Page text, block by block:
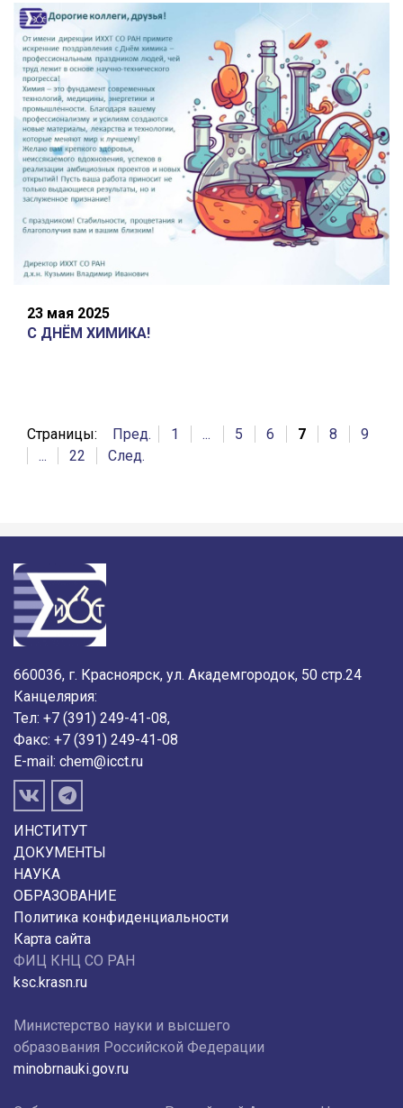
23 мая 2025
С ДНЁМ ХИМИКА!
Страницы: Пред. 1 ... 5 6 7 8
9
...
22 След.
660036, г. Красноярск, ул. Академгородок, 50 стр.24
Канцелярия:
Тел: +7 (391) 249-41-08,
Факс: +7 (391) 249-41-08
E-mail: chem@icct.ru
ИНСТИТУТ
ДОКУМЕНТЫ
НАУКА
ОБРАЗОВАНИЕ
Политика конфиденциальности
Карта сайта
ФИЦ КНЦ СО РАН
ksc.krasn.ru
Министерство науки и высшего
образования Российской Федерации
minobrnauki.gov.ru